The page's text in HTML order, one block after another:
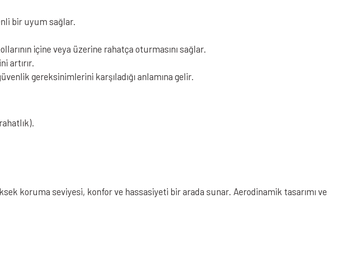
bir uyum sağlar.
içine veya üzerine rahatça oturmasını sağlar.
artırır.
gereksinimlerini karşıladığı anlamına gelir.
koruma seviyesi, konfor ve hassasiyeti bir arada sunar. Aerodinamik tasarımı ve